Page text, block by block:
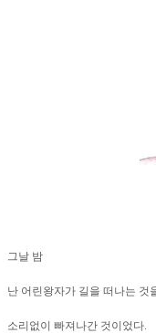
그날 밤
난 어린왕자가 길을 떠나는 것
소리없이 빠져나간 것이었다.